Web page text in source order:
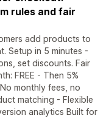
rules and fair
add products to
Setup in 5 minutes -
set discounts. Fair
FREE - Then 5%
monthly fees, no
matching - Flexible
analytics Built for